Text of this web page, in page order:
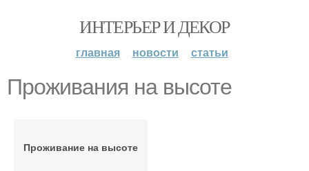
ИНТЕРЬЕР И ДЕКОР
главная новости статьи
Проживания на высоте
Проживание на высоте